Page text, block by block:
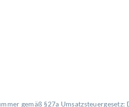
gemäß §27a Umsatzsteuergesetz: